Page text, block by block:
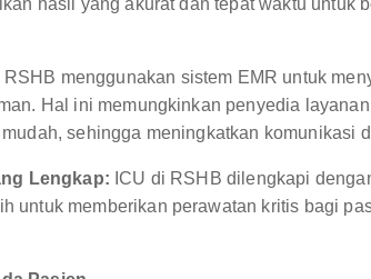
RSHB menggunakan sistem EMR untuk
Hal ini memungkinkan penyedia
sehingga meningkatkan komunikasi
Lengkap: ICU di RSHB dilengkapi
untuk memberikan perawatan kritis bagi